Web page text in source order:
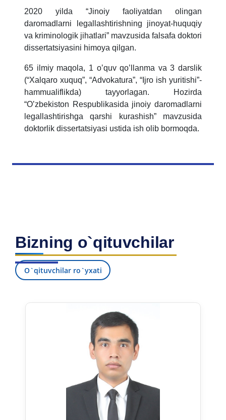
2020 yilda “Jinoiy faoliyatdan olingan
daromadlarni legallashtirishning jinoyat-huquqiy
va kriminologik jihatlari” mavzusida falsafa doktori
dissertatsiyasini himoya qilgan.
65 ilmiy maqola, 1 oʼquv qoʼllanma va 3 darslik
(“Xalqaro xuquq”, “Аdvokatura”, “Ijro ish yuritishi”-
hammualiflikda) tayyorlagan. Hozirda
“Oʼzbekiston Respublikasida jinoiy daromadlarni
legallashtirishga qarshi kurashish” mavzusida
doktorlik dissertatsiyasi ustida ish olib bormoqda.
Bizning o`qituvchilar
O`qituvchilar ro`yxati